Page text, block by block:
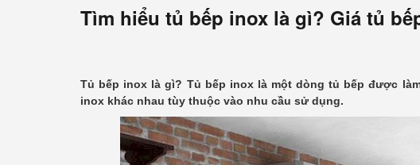
Tìm hiểu tủ bếp inox là gì? Giá tủ
Tủ bếp inox là gì? Tủ bếp inox là một dòng tủ bếp được
inox khác nhau tùy thuộc vào nhu cầu sử dụng.